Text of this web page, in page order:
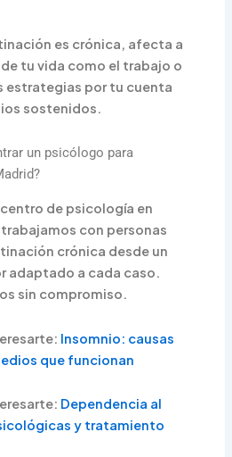
es crónica, afecta a
tu vida como el trabajo o
estrategias por tu cuenta
sostenidos.
un psicólogo para
de psicología en
con personas
crónica desde un
adaptado a cada caso.
sin compromiso.
Insomnio: causas
que funcionan
Dependencia al
y tratamiento